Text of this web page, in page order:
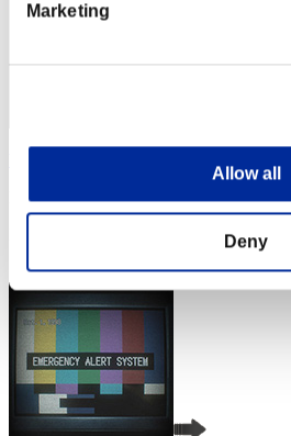
Marketing
Allow all
Deny
Punteggio:Lv:1/09'12"61